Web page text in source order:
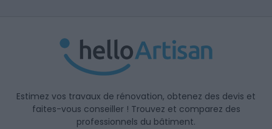
Estimez vos travaux de rénovation, obtenez des devis et
faites-vous conseiller ! Trouvez et comparez des
professionnels du bâtiment.